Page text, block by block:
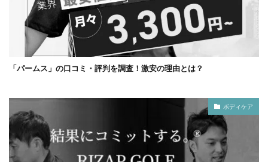
「パームス」の口コミ・評判を調査！激安の理由とは？
ボディケア